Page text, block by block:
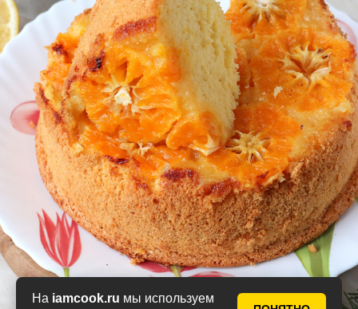
На iamcook.ru мы используем